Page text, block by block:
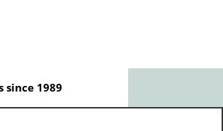
since 1989